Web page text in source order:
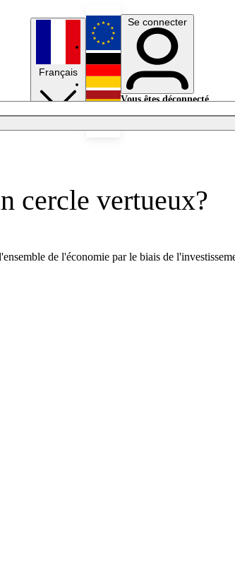
Français
English
Deutsch
Se connecter
Vous êtes déconnecté.
cercle vertueux?
de l'économie par le biais de